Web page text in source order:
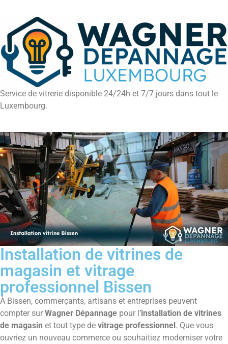
Service de vitrerie disponible 24/24h et 7/7 jours dans tout le
Luxembourg.
Installation de vitrines de
magasin et vitrage
professionnel Bissen
À Bissen, commerçants, artisans et entreprises peuvent
compter sur Wagner Dépannage pour l’installation de vitrines
de magasin et tout type de vitrage professionnel. Que vous
ouvriez un nouveau commerce ou souhaitiez moderniser votre